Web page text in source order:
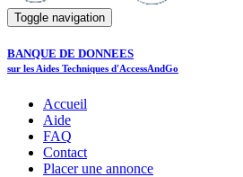
Toggle navigation
BANQUE DE DONNEES
sur les Aides Techniques d'AccessAndGo
Accueil
Aide
FAQ
Contact
Placer une annonce